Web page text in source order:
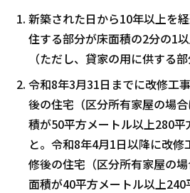
新築された日から10年以上を
住する部分が床面積の2分の1
（ただし、貸家の用に供する部
令和8年3月31日までに改修工
後の住宅（区分所有家屋の場
積が50平方メートル以上280
と。令和8年4月1日以降に改
修後の住宅（区分所有家屋の
面積が40平方メートル以上